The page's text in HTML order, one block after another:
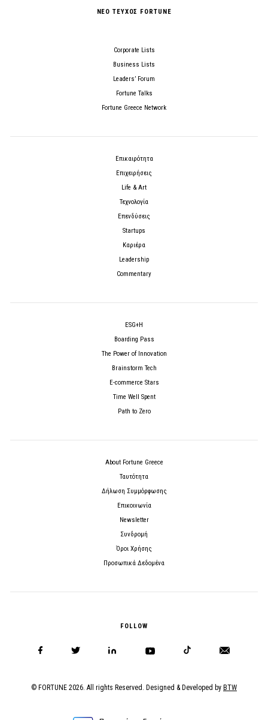
ΝΕΟ ΤΕΥΧΟΣ FORTUNE
Corporate Lists
Business Lists
Leaders’ Forum
Fortune Talks
Fortune Greece Network
Επικαιρότητα
Επιχειρήσεις
Life & Art
Τεχνολογία
Επενδύσεις
Startups
Καριέρα
Leadership
Commentary
ESG+H
Boarding Pass
The Power of Innovation
Brainstorm Tech
E-commerce Stars
Time Well Spent
Path to Zero
About Fortune Greece
Ταυτότητα
Δήλωση Συμμόρφωσης
Επικοινωνία
Newsletter
Συνδρομή
Όροι Χρήσης
Προσωπικά Δεδομένα
FOLLOW
© FORTUNE 2026. All rights Reserved. Designed & Developed by BTW